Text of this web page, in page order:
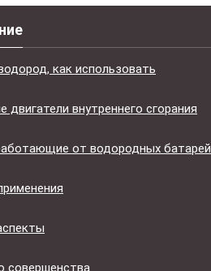
как использовать
двигатели внутреннего сгорания
от водородных батарей
совершенства